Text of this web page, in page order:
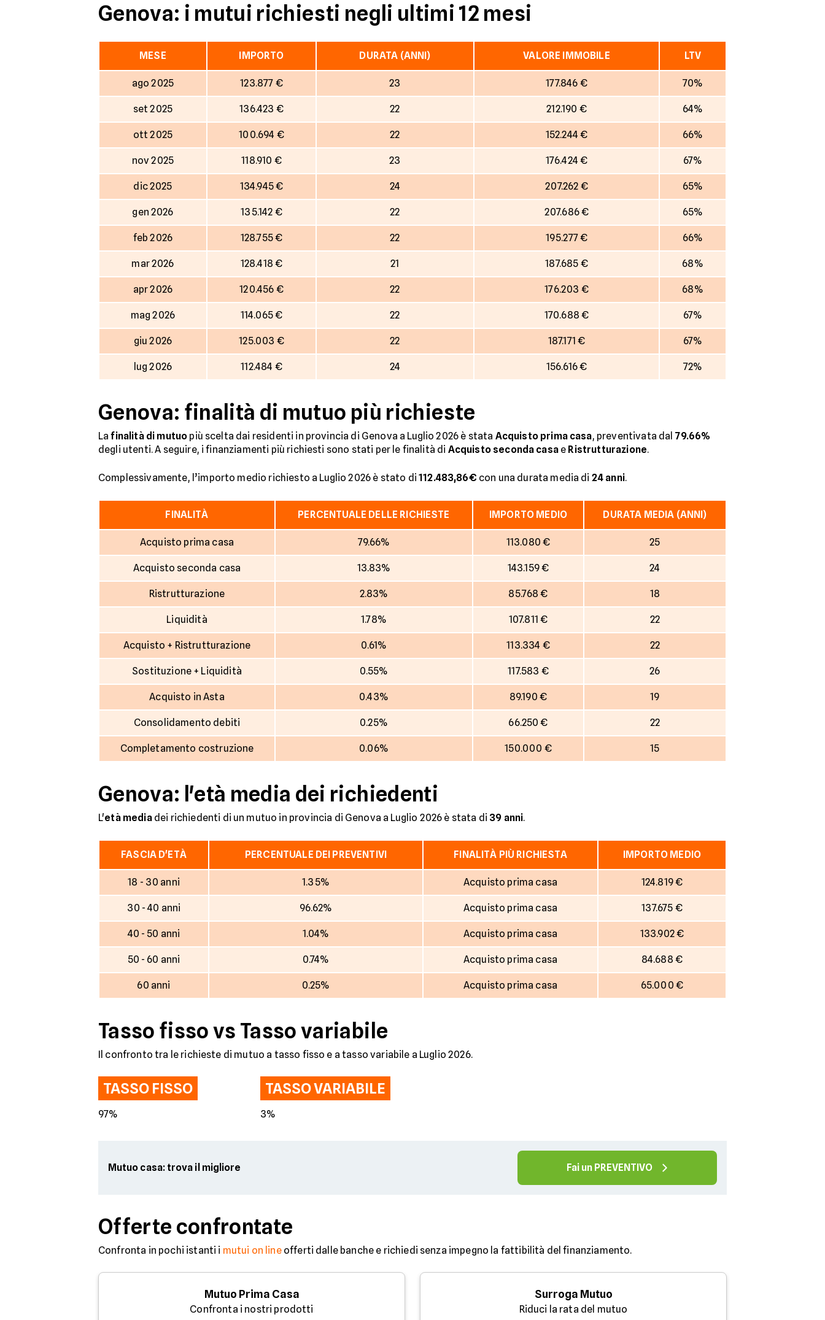
Genova: i mutui richiesti negli ultimi 12 mesi
MESE IMPORTO DURATA (ANNI) VALORE IMMOBILE LTV
ago 2025 123.877 € 23 177.846 € 70%
set 2025 136.423 € 22 212.190 € 64%
ott 2025 100.694 € 22 152.244 € 66%
nov 2025 118.910 € 23 176.424 € 67%
dic 2025 134.945 € 24 207.262 € 65%
gen 2026 135.142 € 22 207.686 € 65%
feb 2026 128.755 € 22 195.277 € 66%
mar 2026 128.418 € 21 187.685 € 68%
apr 2026 120.456 € 22 176.203 € 68%
mag 2026 114.065 € 22 170.688 € 67%
giu 2026 125.003 € 22 187.171 € 67%
lug 2026 112.484 € 24 156.616 € 72%
Genova: finalità di mutuo più richieste
Lafinalità di mutuo più scelta dai residenti in provincia di Genova a Luglio 2026 è stata Acquisto prima casa, preventivata dal 79.66%
degli utenti. A seguire, i finanziamenti più richiesti sono stati per le finalità di Acquisto seconda casae Ristrutturazione.
Complessivamente, l’importo medio richiesto a Luglio 2026 è stato di112.483,86€ con una durata media di 24 anni.
FINALITÀ PERCENTUALE DELLE RICHIESTE IMPORTO MEDIO DURATA MEDIA (ANNI)
Acquisto prima casa 79.66% 113.080 € 25
Acquisto seconda casa 13.83% 143.159 € 24
Ristrutturazione 2.83% 85.768 € 18
Liquidità 1.78% 107.811 € 22
Acquisto + Ristrutturazione 0.61% 113.334 € 22
Sostituzione + Liquidità 0.55% 117.583 € 26
Acquisto in Asta 0.43% 89.190 € 19
Consolidamento debiti 0.25% 66.250 € 22
Completamento costruzione 0.06% 150.000 € 15
Genova: l'età media dei richiedenti
L'età mediadei richiedenti di un mutuo in provincia di Genova a Luglio 2026 è stata di 39 anni.
FASCIA D'ETÀ PERCENTUALE DEI PREVENTIVI FINALITÀ PIÙ RICHIESTA IMPORTO MEDIO
18 - 30 anni 1.35% Acquisto prima casa 124.819 €
30 - 40 anni 96.62% Acquisto prima casa 137.675 €
40 - 50 anni 1.04% Acquisto prima casa 133.902 €
50 - 60 anni 0.74% Acquisto prima casa 84.688 €
60 anni 0.25% Acquisto prima casa 65.000 €
Tasso fisso vs Tasso variabile
Il confronto tra le richieste di mutuo a tasso fisso e a tasso variabile a Luglio 2026.
TASSO FISSO
97%
TASSO VARIABILE
3%
Mutuo casa: trova il migliore Fai un PREVENTIVO
Offerte confrontate
Confronta in pochi istanti i mutui on lineofferti dalle banche e richiedi senza impegno la fattibilità del finanziamento.
Mutuo Prima Casa
Confronta i nostri prodotti
Surroga Mutuo
Riduci la rata del mutuo